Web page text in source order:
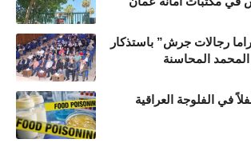
رجالات جرش” باستذكار
المحاسنة